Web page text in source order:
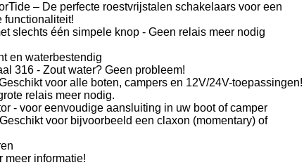
– De perfecte roestvrijstalen schakelaars voor een
functionaliteit!
slechts één simpele knop - Geen relais meer nodig
en waterbestendig
316 - Zout water? Geen probleem!
voor alle boten, campers en 12V/24V-toepassingen!
relais meer nodig.
- voor eenvoudige aansluiting in uw boot of camper
voor bijvoorbeeld een claxon (momentary) of
meer informatie!